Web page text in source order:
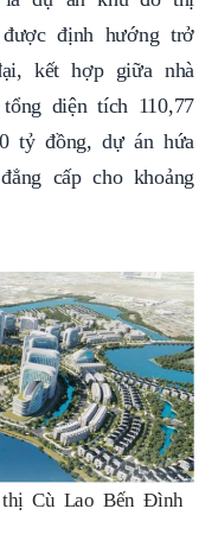
định hướng trở
kết hợp giữa nhà
diện tích 110,77
tỷ đồng, dự án hứa
cấp cho khoảng
Cù Lao Bến Đình